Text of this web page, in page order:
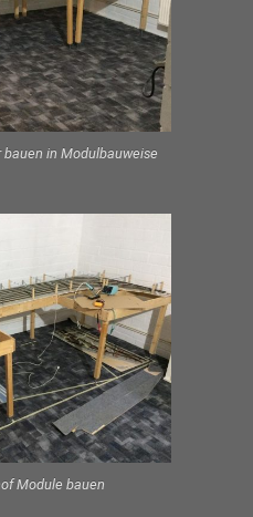
in Modulbauweise
Module bauen